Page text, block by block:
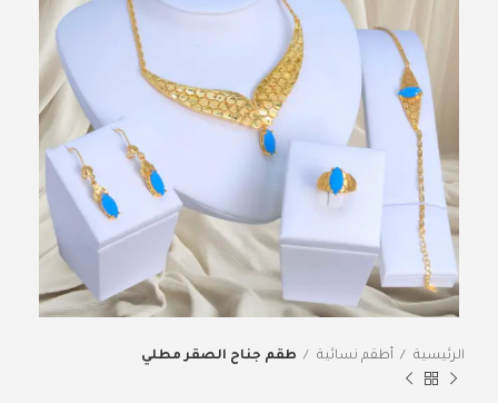
الرئيسية أطقم نسائية طقم جناح الصقر مطلي